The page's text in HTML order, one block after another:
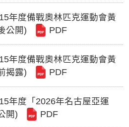
年度備戰奧林匹克運動會黃
公開)
PDF
年度備戰奧林匹克運動會黃
揭露)
PDF
年度「2026年名古屋亞運
開)
PDF